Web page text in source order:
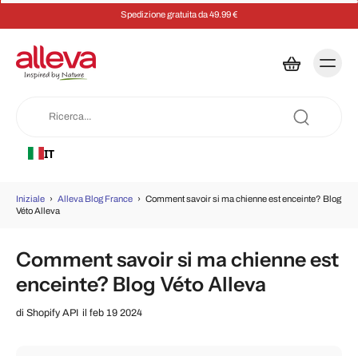
Spedizione gratuita da 49.99 €
IT
Iniziale › Alleva Blog France › Comment savoir si ma chienne est enceinte? Blog
Véto Alleva
Comment savoir si ma chienne est
enceinte? Blog Véto Alleva
di Shopify API il feb 19 2024